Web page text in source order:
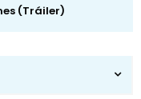
(Tráiler)